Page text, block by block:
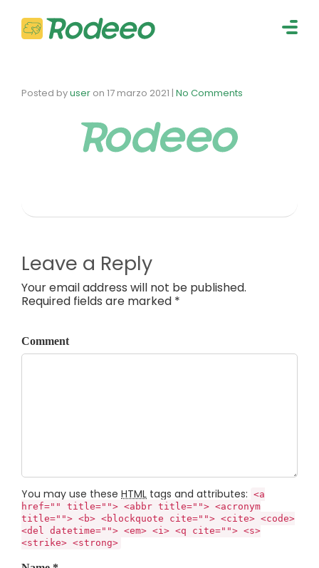
Posted byuser on 17 marzo 2021 | No Comments
Leave a Reply
Your email address will not be published.
Required fields are marked *
Comment
You may use these HTML tags and attributes: <a
href="" title=""> <abbr title=""> <acronym
title=""> <b> <blockquote cite=""> <cite> <code>
<del datetime=""> <em> <i> <q cite=""> <s>
<strike> <strong>